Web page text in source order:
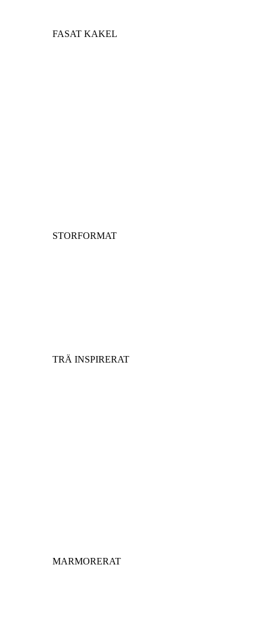
FASAT KAKEL
STORFORMAT
TRÄ INSPIRERAT
MARMORERAT